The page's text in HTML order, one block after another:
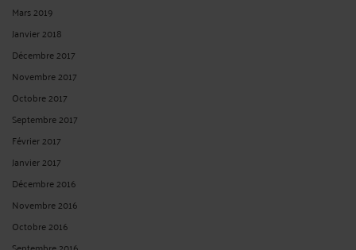
Mars 2019
Janvier 2018
Décembre 2017
Novembre 2017
Octobre 2017
Septembre 2017
Février 2017
Janvier 2017
Décembre 2016
Novembre 2016
Octobre 2016